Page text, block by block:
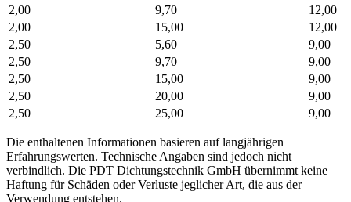
2,00
9,70
12,00
2,00
15,00
12,00
2,50
5,60
9,00
2,50
9,70
9,00
2,50
15,00
9,00
2,50
20,00
9,00
2,50
25,00 9,00
Die enthaltenen Informationen basieren auf langjährigen
Erfahrungswerten. Technische Angaben sind jedoch nicht
verbindlich. Die PDT Dichtungstechnik GmbH übernimmt keine
Haftung für Schäden oder Verluste jeglicher Art, die aus der
Verwendung entstehen.